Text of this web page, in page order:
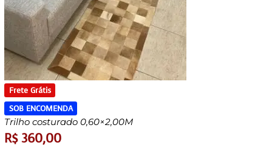
Frete Grátis
SOB ENCOMENDA
Trilho costurado 0,60×2,00M
R$360,00